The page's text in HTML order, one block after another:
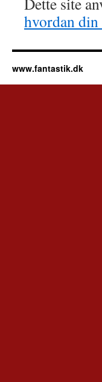
hvordan
www.fantastik.dk